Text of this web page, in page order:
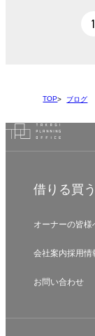
1
TOP ブログ
借りる 買う
オーナーの皆様
会社案内採用情
お問い合わせ